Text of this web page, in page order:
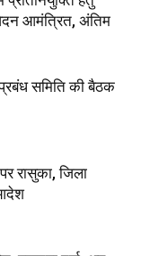
आमंत्रित, अंतिम
समिति की बैठक
रासुका, जिला